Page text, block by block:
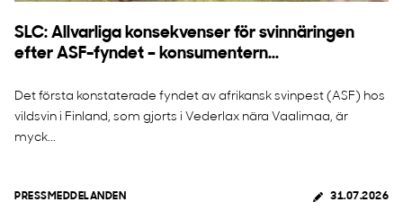
SLC: Allvarliga konsekvenser för svinnäringen
efter ASF-fyndet – konsumentern...
Det första konstaterade fyndet av afrikansk svinpest (ASF) hos
vildsvin i Finland, som gjorts i Vederlax nära Vaalimaa, är
myck...
PRESSMEDDELANDEN 31.07.2026